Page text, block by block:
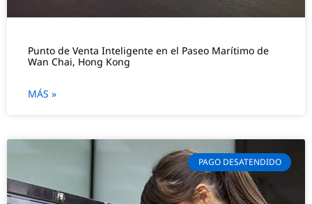
Punto de Venta Inteligente en el Paseo Marítimo de
Wan Chai, Hong Kong
MÁS »
PAGO DESATENDIDO